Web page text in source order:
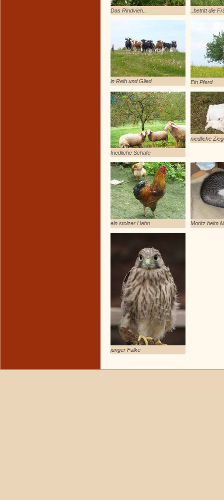
Das Rindvieh.. ..betritt die
in Reih und Glied Ein Pferd
friedliche Schafe
niedliche
ein stolzer Hahn Moritz beim
junger Falke